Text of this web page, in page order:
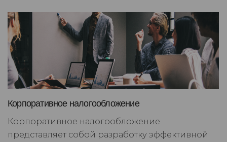
Корпоративное налогообложение
Корпоративное налогообложение
представляет собой разработку эффективной